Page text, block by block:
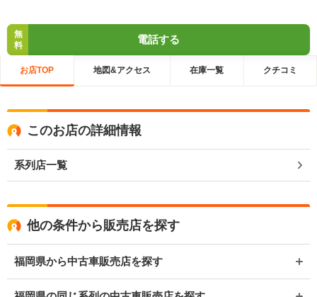
無
料
電話する
お店TOP 地図&アクセス 在庫一覧 クチコミ
このお店の詳細情報
系列店一覧
他の条件から販売店を探す
福岡県から中古車販売店を探す